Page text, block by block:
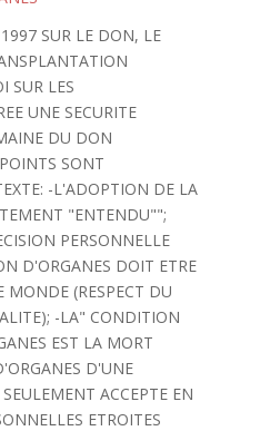
SUR LE DON, LE
SUR LES
UNE SECURITE
DU DON
SONT
-L'ADOPTION DE LA
"ENTENDU"";
PERSONNELLE
D'ORGANES DOIT ETRE
MONDE (RESPECT DU
-LA" CONDITION
EST LA MORT
D'UNE
ACCEPTE EN
ETROITES